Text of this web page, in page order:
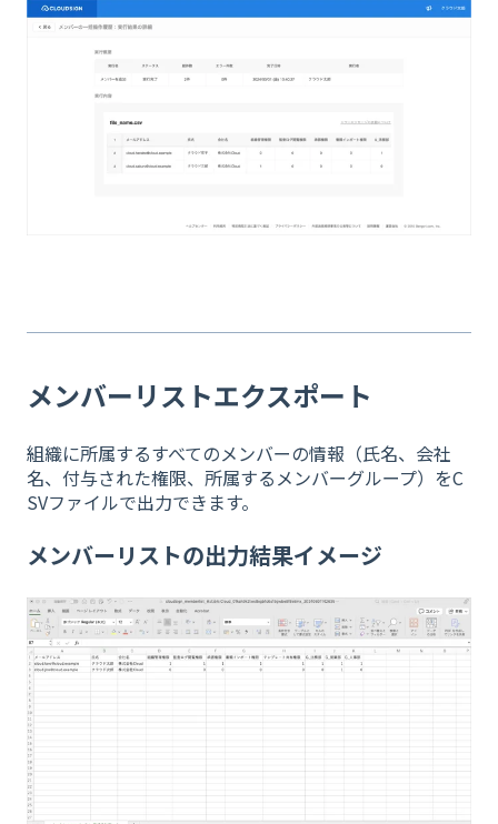
メンバーリストエクスポート
組織に所属するすべてのメンバーの情報（氏名、会社
名、付与された権限、所属するメンバーグループ）をC
SVファイルで出力できます。
メンバーリストの出力結果イメージ